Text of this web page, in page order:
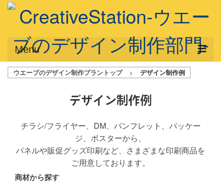
Menu
サービス概要
デザインプラン
フルデザイン
データ修正
写真からイラスト作成
ウエーブのデザイン制作プラントップ > デザイン制作例
デザイン制作例
チラシ/フライヤー、DM、パンフレット、パッケー
ジ、ポスターから、
パネルや販促グッズ印刷など、さまざまな印刷商品を
ご用意しております。
商材から探す